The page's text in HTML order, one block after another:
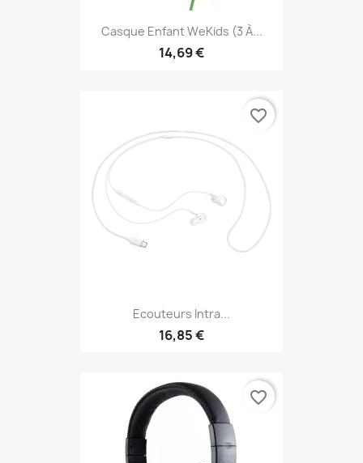
Casque Enfant WeKids (3 À...
14,69 €
Ecouteurs Intra...
16,85 €
favorite_border
favorite_border